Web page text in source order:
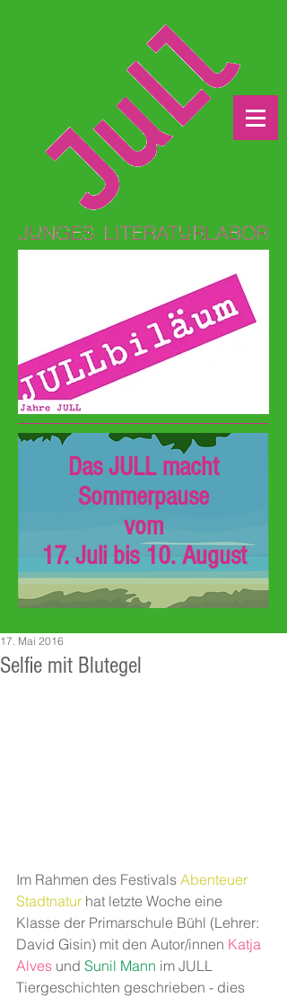
Das JULL macht
Sommerpause
vom
17. Juli bis 10. August
Selfie mit Blutegel
17. Mai 2016
Im Rahmen des Festivals Abenteuer
Stadtnatur hat letzte Woche eine
Klasse der Primarschule Bühl (Lehrer:
David Gisin) mit den Autor/innen Katja
Alves und Sunil Mann im JULL
Tiergeschichten geschrieben - dies